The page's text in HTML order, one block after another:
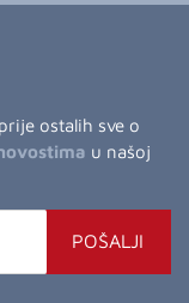
ostalih sve o
u našoj
POŠALJI